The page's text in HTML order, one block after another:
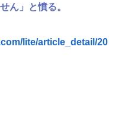
ん」と憤る。
lite/article_detail/20